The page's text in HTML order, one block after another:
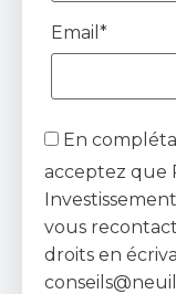
Email*
En
acceptez que
vous
droits en